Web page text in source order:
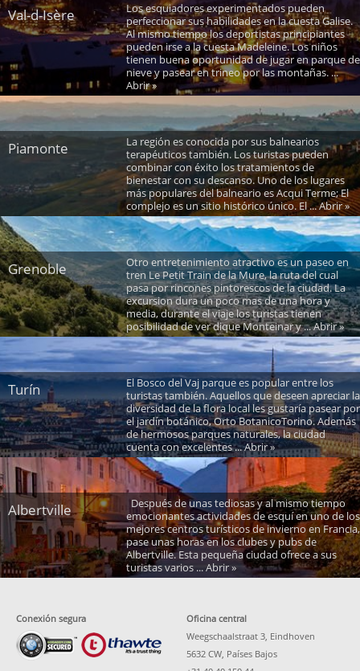
Val-d-Isère
Los esquiadores experimentados pueden
perfeccionar sus habilidades en la cuesta Galise.
Al mismo tiempo los deportistas principiantes
pueden irse a la cuesta Madeleine. Los niños
tienen buena oportunidad de jugar en parque de
nieve y pasear en trineo por las montañas. ...
Abrir »
Piamonte
La región es conocida por sus balnearios
terapéuticos también. Los turistas pueden
combinar con éxito los tratamientos de
bienestar con su descanso. Uno de los lugares
más populares del balneario es Acqui Terme; El
complejo es un sitio histórico único. El ... Abrir »
Grenoble
Otro entretenimiento atractivo es un paseo en
tren Le Petit Train de la Mure, la ruta del cual
pasa por rincones pintorescos de la ciudad. La
excursion dura un poco mas de una hora y
media, durante el viaje los turistas tienen
posibilidad de ver dique Monteinar y ... Abrir »
Turín
El Bosco del Vaj parque es popular entre los
turistas también. Aquellos que deseen apreciar la
diversidad de la flora local les gustaría pasear por
el jardín botánico, Orto BotanicoTorino. Además
de hermosos parques naturales, la ciudad
cuenta con excelentes ... Abrir »
Albertville
Después de unas tediosas y al mismo tiempo
emocionantes actividades de esquí en uno de los
mejores centros turísticos de invierno en Francia,
pase unas horas en los clubes y pubs de
Albertville. Esta pequeña ciudad ofrece a sus
turistas varios ... Abrir »
Conexión segura
Oficina central
Weegschaalstraat 3, Eindhoven
5632 CW, Países Bajos